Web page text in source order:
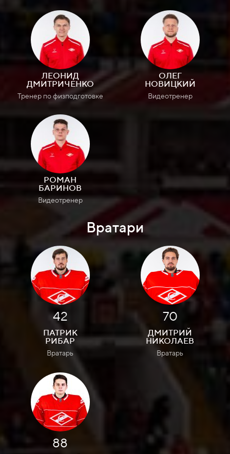
ЛЕОНИД
ДМИТРИЧЕНКО
Тренер по физподготовке
ОЛЕГ
НОВИЦКИЙ
Видеотренер
РОМАН
БАРИНОВ
Видеотренер
Вратари
42
ПАТРИК
РИБАР
Вратарь
70
ДМИТРИЙ
НИКОЛАЕВ
Вратарь
88